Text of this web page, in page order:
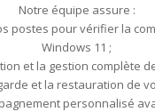
Notre équipe assure :
postes pour vérifier la
Windows 11 ;
et la gestion complète
et la restauration de
personnalisé